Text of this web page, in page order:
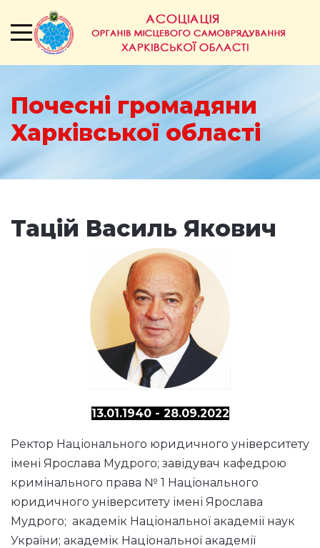
Почесні громадяни
Харківської області
Тацій Василь Якович
13.01.1940 - 28.09.2022
Ректор Національного юридичного університету
імені Ярослава Мудрого; завідувач кафедрою
кримінального права № 1 Національного
юридичного університету імені Ярослава
Мудрого; академік Національної академії наук
України; академік Національної академії